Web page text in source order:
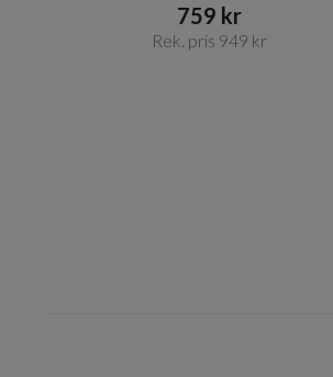
759 kr​​
Rek. pris 949 kr​​